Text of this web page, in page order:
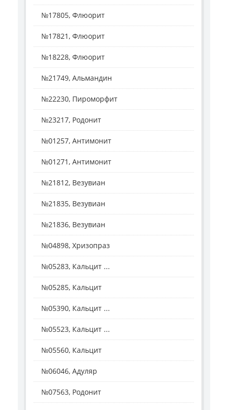
№17805, Флюорит
№17821, Флюорит
№18228, Флюорит
№21749, Альмандин
№22230, Пироморфит
№23217, Родонит
№01257, Антимонит
№01271, Антимонит
№21812, Везувиан
№21835, Везувиан
№21836, Везувиан
№04898, Хризопраз
№05283, Кальцит ...
№05285, Кальцит
№05390, Кальцит ...
№05523, Кальцит ...
№05560, Кальцит
№06046, Адуляр
№07563, Родонит